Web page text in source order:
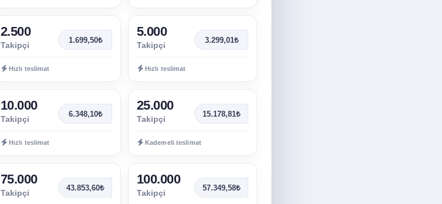
2.500
Takipçi
1.699,50₺
Hızlı teslimat
5.000
Takipçi
3.299,01₺
Hızlı teslimat
10.000
Takipçi
6.348,10₺
Hızlı teslimat
25.000
Takipçi
15.178,81₺
Kademeli teslimat
75.000
Takipçi
43.853,60₺
100.000
Takipçi
57.349,58₺